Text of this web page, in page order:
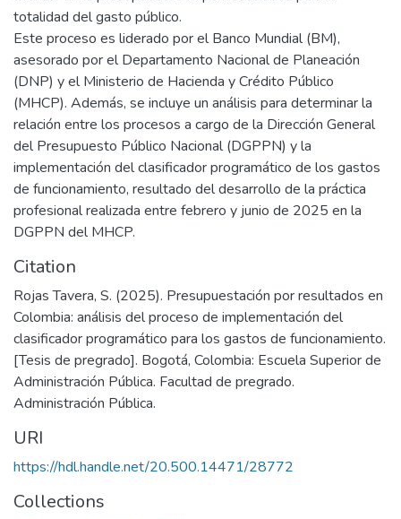
totalidad del gasto público.
Este proceso es liderado por el Banco Mundial (BM),
asesorado por el Departamento Nacional de Planeación
(DNP) y el Ministerio de Hacienda y Crédito Público
(MHCP). Además, se incluye un análisis para determinar la
relación entre los procesos a cargo de la Dirección General
del Presupuesto Público Nacional (DGPPN) y la
implementación del clasificador programático de los gastos
de funcionamiento, resultado del desarrollo de la práctica
profesional realizada entre febrero y junio de 2025 en la
DGPPN del MHCP.
Citation
Rojas Tavera, S. (2025). Presupuestación por resultados en
Colombia: análisis del proceso de implementación del
clasificador programático para los gastos de funcionamiento.
[Tesis de pregrado]. Bogotá, Colombia: Escuela Superior de
Administración Pública. Facultad de pregrado.
Administración Pública.
URI
https://hdl.handle.net/20.500.14471/28772
Collections